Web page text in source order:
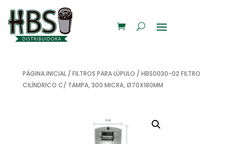
PÁGINA INICIAL/ FILTROS PARA LÚPULO / HBS0030-02 FILTRO
CILÍNDRICO C/ TAMPA, 300 MICRA, Ø70X180MM